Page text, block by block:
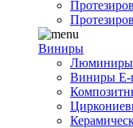
Виниры
Люминиры
Виниры E-